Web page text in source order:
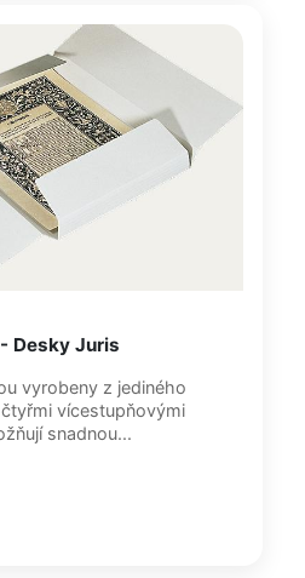
Desky Juris
vyrobeny z jediného
vícestupňovými
snadnou...